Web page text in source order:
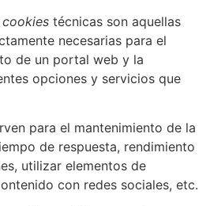
cookies técnicas son aquellas
necesarias para el
de un portal web y la
opciones y servicios que
para el mantenimiento de la
de respuesta, rendimiento
utilizar elementos de
con redes sociales, etc.